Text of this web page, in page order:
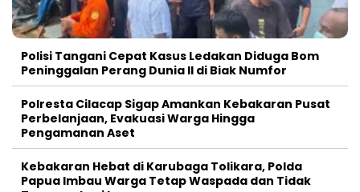
Polisi Tangani Cepat Kasus Ledakan Diduga Bom
Peninggalan Perang Dunia II di Biak Numfor
Polresta Cilacap Sigap Amankan Kebakaran Pusat
Perbelanjaan, Evakuasi Warga Hingga
Pengamanan Aset
Kebakaran Hebat di Karubaga Tolikara, Polda
Papua Imbau Warga Tetap Waspada dan Tidak